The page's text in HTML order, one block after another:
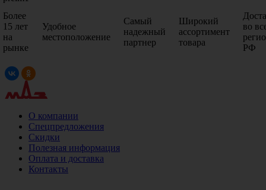
Более
15 лет
на
рынке
Удобное
местоположение
Самый
надежный
партнер
Широкий
ассортимент
товара
во
РФ
О компании
Спецпредложения
Скидки
Полезная информация
Оплата и доставка
Контакты